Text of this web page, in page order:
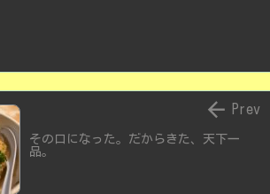
その口になった。だからきた、天下一
品。
 Prev